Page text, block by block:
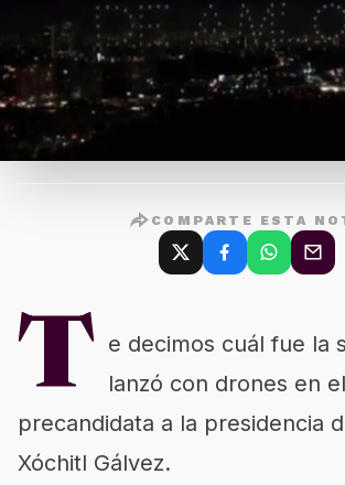
COMPARTE ESTA
T e decimos cuál fue la
lanzó con drones en
precandidata a la presidencia
Xóchitl Gálvez.